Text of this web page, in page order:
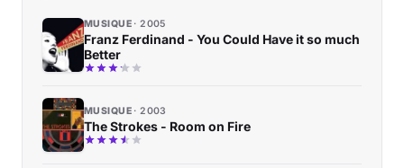
MUSIQUE 2005
Franz Ferdinand - You Could Have it so much
Better
MUSIQUE 2003
The Strokes - Room on Fire